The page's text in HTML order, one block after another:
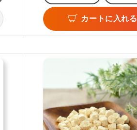
カートに入れる